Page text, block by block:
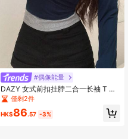
#偶像能量
DAZY 女式前扣挂脖二合一长袖 T 恤
上衣僅剩2件
HK$86.57 -3%